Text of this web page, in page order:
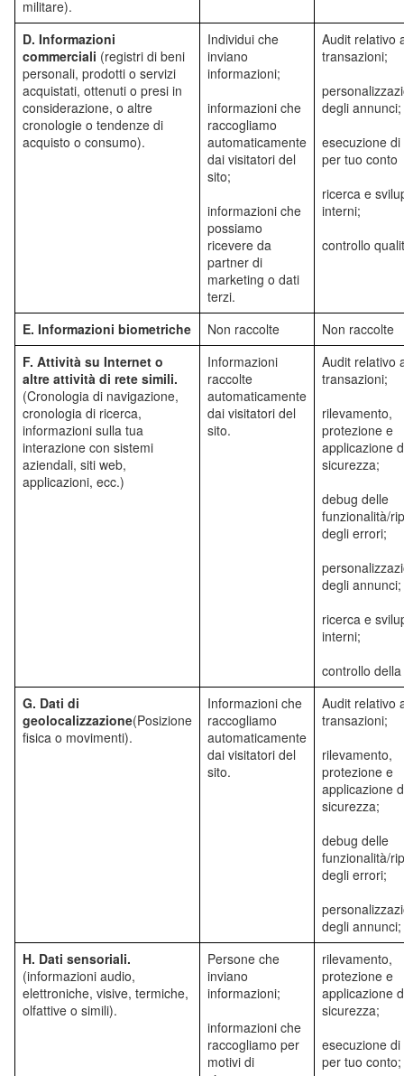
militare).
D. Informazioni
commerciali (registri di beni
personali, prodotti o servizi
acquistati, ottenuti o presi in
considerazione, o altre
cronologie o tendenze di
acquisto o consumo).
Individui che
inviano
informazioni;
informazioni che
raccogliamo
automaticamente
dai visitatori del
sito;
informazioni che
possiamo
ricevere da
partner di
marketing o dati
terzi.
Audit relativo
transazioni;
degli annunci;
esecuzione di
per tuo conto
ricerca e
interni;
controllo
E. Informazioni biometriche Non raccolte
Non raccolte
F. Attività su Internet o
altre attività di rete simili.
(Cronologia di navigazione,
cronologia di ricerca,
informazioni sulla tua
interazione con sistemi
aziendali, siti web,
applicazioni, ecc.)
Informazioni
raccolte
automaticamente
dai visitatori del
sito.
Audit relativo
transazioni;
rilevamento,
protezione e
applicazione
sicurezza;
debug delle
funzionalità/
degli errori;
degli annunci;
ricerca e
interni;
controllo
G. Dati di
geolocalizzazione(Posizione
fisica o movimenti).
Informazioni che
raccogliamo
automaticamente
dai visitatori del
sito.
Audit relativo
transazioni;
rilevamento,
protezione e
applicazione
sicurezza;
debug delle
funzionalità/
degli errori;
degli annunci;
H. Dati sensoriali.
(informazioni audio,
elettroniche, visive, termiche,
olfattive o simili).
Persone che
inviano
informazioni;
informazioni che
raccogliamo per
motivi di
rilevamento,
protezione e
applicazione
sicurezza;
esecuzione di
per tuo conto;